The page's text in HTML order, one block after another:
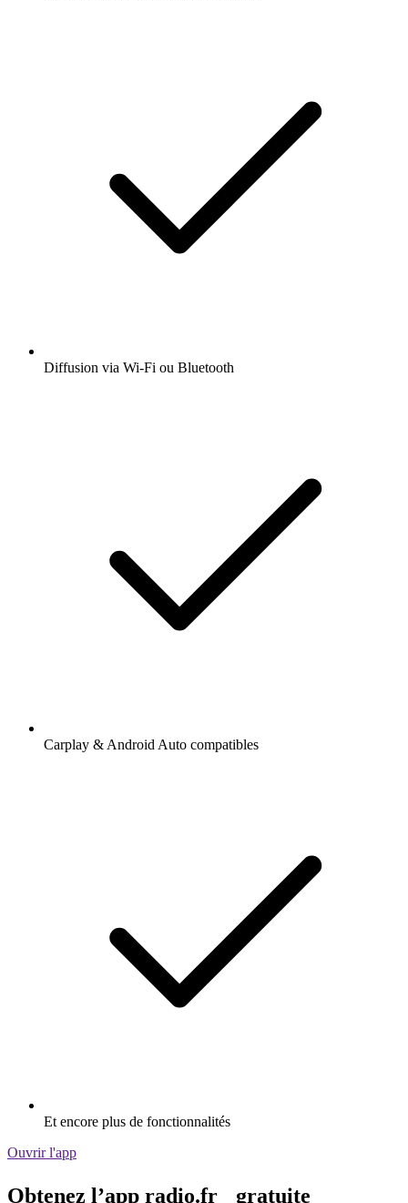
Diffusion via Wi-Fi ou Bluetooth
Carplay & Android Auto compatibles
Et encore plus de fonctionnalités
Ouvrir l'app
Obtenez l’app radio.fr gratuite